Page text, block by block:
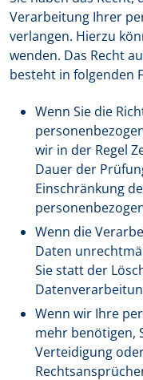
Verarbeitung Ihrer
verlangen. Hierzu
wenden. Das Recht
besteht in folgenden
Wenn Sie die
wir in der Regel
Dauer der
Einschränkung
Wenn die
Daten
Sie statt der
Wenn wir Ihre
mehr benötigen,
Verteidigung